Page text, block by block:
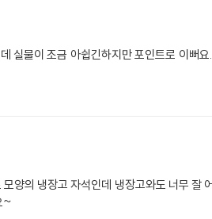
실물이 조금 아쉽긴하지만 포인트로 이뻐
양의 냉장고 자석인데 냉장고와도 너무 잘
~